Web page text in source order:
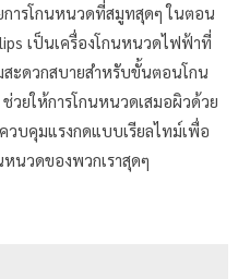
การโกนหนวดที่สมูทสุดๆ ในตอน
เป็นเครื่องโกนหนวดไฟฟ้าที่
สะดวกสบายสำหรับขั้นตอนโกน
วยให้การโกนหนวดเสมอผิวด้วย
วบคุมแรงกดแบบเรียลไทม์เพื่อ
นวดของพวกเราสุดๆ